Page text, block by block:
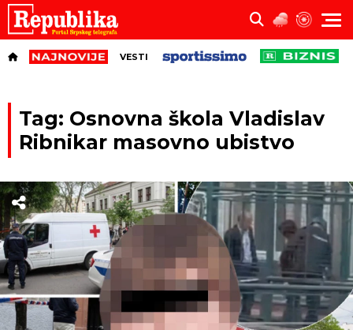
VESTI
Tag: Osnovna škola Vladislav
Ribnikar masovno ubistvo